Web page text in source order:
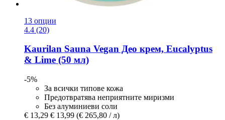
13 опции
4.4 (20)
Kaurilan Sauna Vegan Део крем, Eucalyptus
& Lime (50 мл)
-5%
За всички типове кожа
Предотвратява неприятните миризми
Без алуминиеви соли
€ 13,29 € 13,99 (€ 265,80 / л)